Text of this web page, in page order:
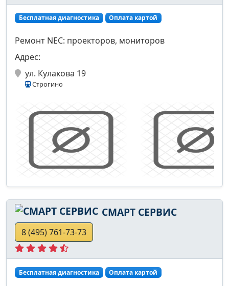
Бесплатная диагностика Оплата картой
Ремонт NEC: проекторов, мониторов
Адрес:
ул. Кулакова 19
Строгино
СМАРТ СЕРВИС
8 (495) 761-73-73
Бесплатная диагностика Оплата картой